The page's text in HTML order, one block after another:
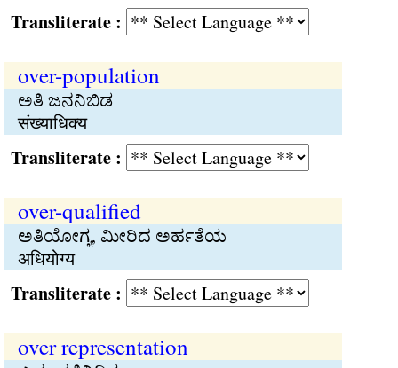
:
over-population
ಅತಿ ಜನನಿಬಿಡ
संख्याधिक्य
:
over-qualified
ಅತಿಯೋಗ್ಯ, ಮೀರಿದ ಅರ್ಹತೆಯ
अधियोग्य
:
over representation